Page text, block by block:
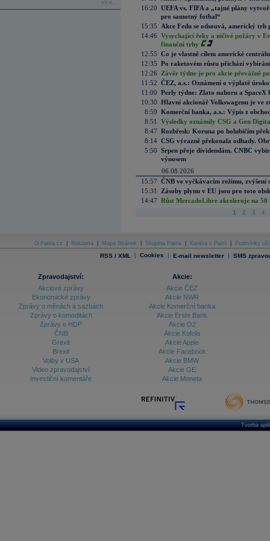
více...
16:20 UEFA vs. FIFA a „tajné plány
pro samotný fotbal“
15:35
Akce Fedu se odsouvá, americký
14:46 Vysychající řeky a ničivé požáry v
finanční trhy
12:55 Co je vlastně cílem americké
12:35 Po raketovém růstu přichází
12:26
Závěr týdne je pro akcie převážně
11:52 ČEZ, a.s.: Oznámení o výplatě
11:00 Perly týdne: Zlato nahoru a SpaceX
10:30 Hlavní akcionář Volkswagenu je ve
8:59 Komerční banka, a.s.: Výpis z
8:51
Výsledky oznámily CSG a Gen
8:47 Rozbřesk: Koruna po holubičím
8:14 CSG výrazně překonala odhady.
5:50 Srpen přeje dividendám. CNBC
výnosem
06.08.2026
15:57 ČNB ve vyčkávacím režimu, zvýšení
15:31
Zásoby plynu v EU jsou pro toto
14:47 Růst MercadoLibre akceleruje na
1 2 3 4
O Patria.cz Reklama Mapa Stránek Skupina Patria Kariéra v Patrii Podmínky
RSS / XML | Cookies | E-mail newsletter | SMS
Zpravodajství:
Akciové zprávy
Ekonomické zprávy
Zprávy o měnách a sazbách
Zprávy o komoditách
Zprávy o HDP
ČNB
Grexit
Brexit
Volby v USA
Video zpravodajství
Investiční komentáře
Akcie:
Akcie ČEZ
Akcie NWR
Akcie Komerční banka
Akcie Erste Bank
Akcie O2
Akcie Kofola
Akcie Apple
Akcie Facebook
Akcie BMW
Akcie GE
Akcie Moneta
Tvorba